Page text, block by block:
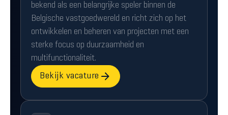
bekend als een belangrijke speler binnen de
Belgische vastgoedwereld en richt zich op het
ontwikkelen en beheren van projecten met een
sterke focus op duurzaamheid en
multifunctionaliteit.
Bekijk vacature